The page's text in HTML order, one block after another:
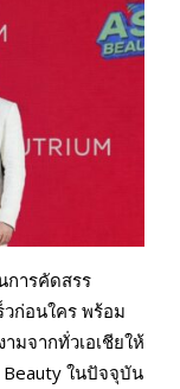
การคัดสรร
ก่อนใคร พร้อม
มจากทั่วเอเชียให้
Beauty ในปัจจุบัน